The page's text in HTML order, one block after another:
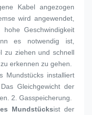
Kabel angezogen
wird angewendet,
Geschwindigkeit
es notwendig ist,
zu ziehen und schnell
erkennen zu gehen.
Mundstücks installiert
Gleichgewicht der
2. Gasspeicherung.
Mundstücksist der